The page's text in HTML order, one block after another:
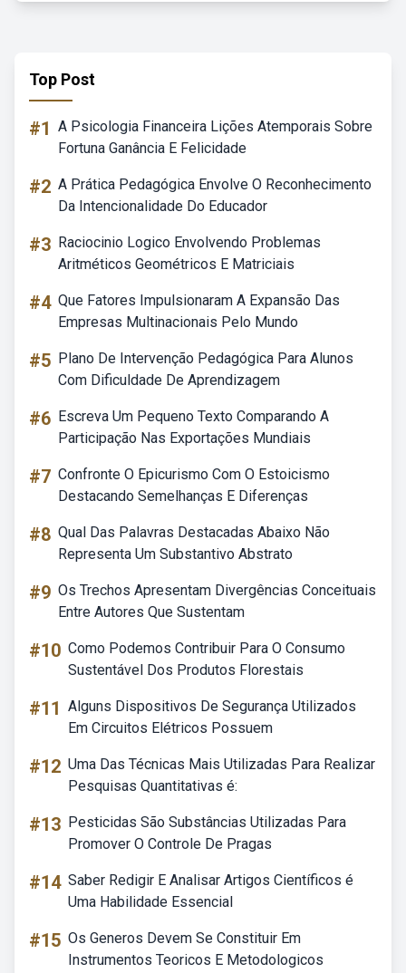
Top Post
#1 A Psicologia Financeira Lições Atemporais Sobre
Fortuna Ganância E Felicidade
#2 A Prática Pedagógica Envolve O Reconhecimento
Da Intencionalidade Do Educador
#3 Raciocinio Logico Envolvendo Problemas
Aritméticos Geométricos E Matriciais
#4 Que Fatores Impulsionaram A Expansão Das
Empresas Multinacionais Pelo Mundo
#5 Plano De Intervenção Pedagógica Para Alunos
Com Dificuldade De Aprendizagem
#6 Escreva Um Pequeno Texto Comparando A
Participação Nas Exportações Mundiais
#7 Confronte O Epicurismo Com O Estoicismo
Destacando Semelhanças E Diferenças
#8 Qual Das Palavras Destacadas Abaixo Não
Representa Um Substantivo Abstrato
#9 Os Trechos Apresentam Divergências Conceituais
Entre Autores Que Sustentam
#10 Como Podemos Contribuir Para O Consumo
Sustentável Dos Produtos Florestais
#11 Alguns Dispositivos De Segurança Utilizados
Em Circuitos Elétricos Possuem
#12 Uma Das Técnicas Mais Utilizadas Para Realizar
Pesquisas Quantitativas é:
#13 Pesticidas São Substâncias Utilizadas Para
Promover O Controle De Pragas
#14 Saber Redigir E Analisar Artigos Científicos é
Uma Habilidade Essencial
#15 Os Generos Devem Se Constituir Em
Instrumentos Teoricos E Metodologicos